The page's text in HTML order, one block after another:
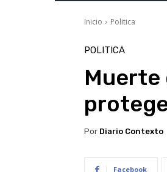
Inicio Politica
POLITICA
Muerte
Por Diario Contexto
Facebook